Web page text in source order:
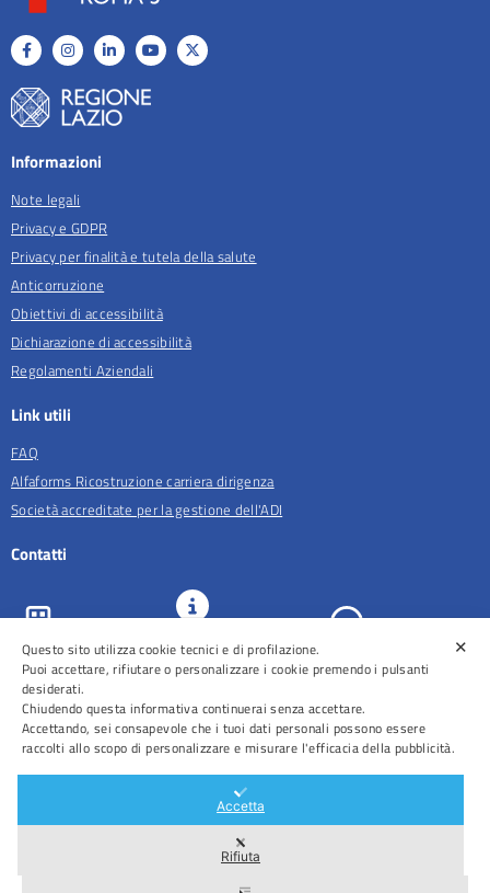
Informazioni
Note legali
Privacy e GDPR
Privacy per finalità e tutela della salute
Anticorruzione
Obiettivi di accessibilità
Dichiarazione di accessibilità
Regolamenti Aziendali
Link utili
FAQ
Alfaforms Ricostruzione carriera dirigenza
Società accreditate per la gestione dell'ADI
Contatti
ASL Roma 5
URP e
Comunicazione
Prenotazioni
Area Riservata
✕
Questo sito utilizza cookie tecnici e di profilazione.
Puoi accettare, rifiutare o personalizzare i cookie premendo i pulsanti
desiderati.
Chiudendo questa informativa continuerai senza accettare.
Accettando, sei consapevole che i tuoi dati personali possono essere
raccolti allo scopo di personalizzare e misurare l'efficacia della pubblicità.
Accetta
Rifiuta